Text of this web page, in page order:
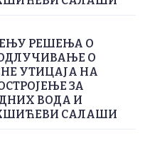
РЕШЕЊА О
О
УТИЦАЈА НА
ЗА
ВОДА И
САЛАШИ